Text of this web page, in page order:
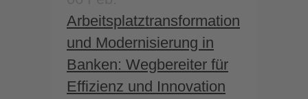
Arbeitsplatztransformation
und Modernisierung in
Banken: Wegbereiter für
Effizienz und Innovation